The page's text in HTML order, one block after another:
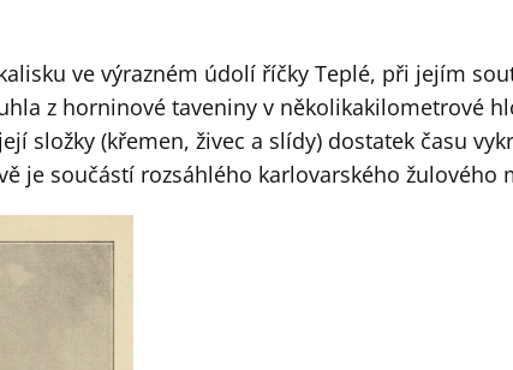
ve výrazném údolí říčky Teplé, při jejím
z horninové taveniny v několikakilometrové
složky (křemen, živec a slídy) dostatek času
je součástí rozsáhlého karlovarského žulového